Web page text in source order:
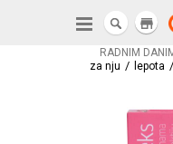
RADNIM
store
za nju / lepota /